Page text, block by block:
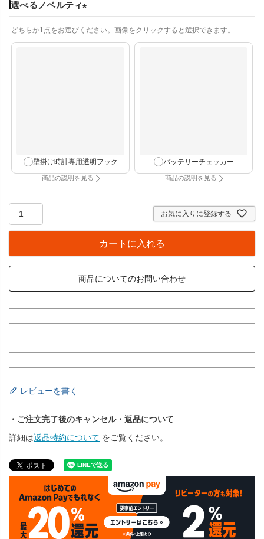
選べるノベルティ
必
どちらか1点をお選びください。画像をクリックすると選択できます。
壁掛け時計専用透明フック
商品の説明を見る：壁掛け時計専用透明フック（別タブで開きます）
バッテリーチェッカー
商品の説明を見る：バッテリーチェッカ
お気に入りに登録する
カートに入れる
商品についてのお問い合わせ
レビューを書く
・ご注文完了後のキャンセル・返品について
詳細は返品特約について をご覧ください。